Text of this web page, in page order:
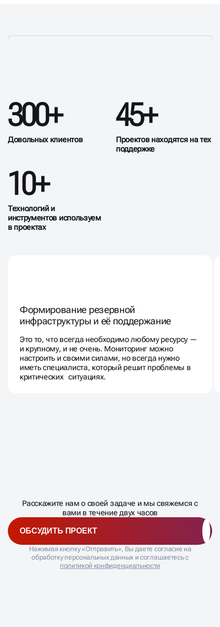
УСЛУГИ ПО ТЕХПОДДЕРЖКЕ
САЙТА В ВЛАДИМИРЕ
300+
Довольных клиентов
45+
Проектов находятся на тех
поддержке
10+
Технологий и
инструментов используем
в проектах
Формирование резервной
инфраструктуры и её поддержание
Это то, что всегда необходимо любому ресурсу —
и крупному, и не очень. Мониторинг можно
настроить и своими силами, но всегда нужно
иметь специалиста, который решит проблемы в
критических ситуациях.
�
Расскажите нам о своей задаче и мы свяжемся с
вами в течение двух часов
ОБСУДИТЬ ПРОЕКТ
Нажимая кнопку «Отправить», Вы даете согласие на
обработку персональных данных и соглашаетесь с
политикой конфиденциальности